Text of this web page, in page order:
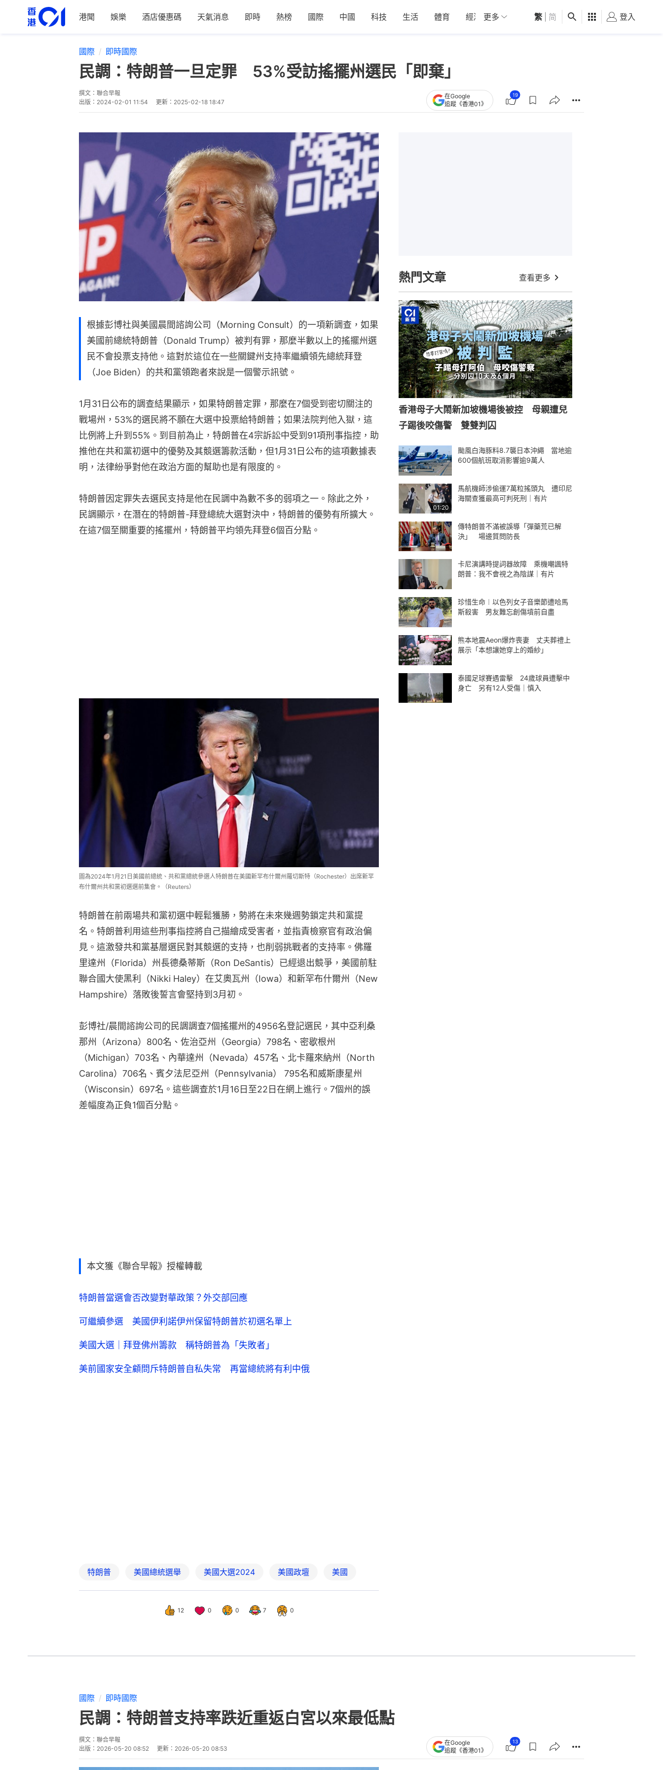
港聞 娛樂 酒店優惠碼 天氣消息 即時 熱榜 國際 中國 科技 生活 體育 經濟 01深圳 觀點 健康 好食玩飛
更多 繁 简 登入
國際 即時國際
民調：特朗普一旦定罪 53%受訪搖擺州選民「即棄」
撰文： 聯合早報
出版： 2024-02-01 11:54 更新： 2025-02-18 18:47
在Google
追蹤《香港01》
19
根據彭博社與美國晨間諮詢公司（Morning Consult）的一項新調查，如果
美國前總統特朗普（Donald Trump）被判有罪，那麼半數以上的搖擺州選
民不會投票支持他。這對於這位在一些關鍵州支持率繼續領先總統拜登
（Joe Biden）的共和黨領跑者來說是一個警示訊號。
1月31日公布的調查結果顯示，如果特朗普定罪，那麼在7個受到密切關注的
戰場州，53%的選民將不願在大選中投票給特朗普；如果法院判他入獄，這
比例將上升到55%。到目前為止，特朗普在4宗訴訟中受到91項刑事指控，助
推他在共和黨初選中的優勢及其競選籌款活動，但1月31日公布的這項數據表
明，法律紛爭對他在政治方面的幫助也是有限度的。
特朗普因定罪失去選民支持是他在民調中為數不多的弱項之一。除此之外，
民調顯示，在潛在的特朗普-拜登總統大選對決中，特朗普的優勢有所擴大。
在這7個至關重要的搖擺州，特朗普平均領先拜登6個百分點。
圖為2024年1月21日美國前總統、共和黨總統參選人特朗普在美國新罕布什爾州羅切斯特（Rochester）出席新罕
布什爾州共和黨初選選前集會。（Reuters）
特朗普在前兩場共和黨初選中輕鬆獲勝，勢將在未來幾週勢鎖定共和黨提
名。特朗普利用這些刑事指控將自己描繪成受害者，並指責檢察官有政治偏
見。這激發共和黨基層選民對其競選的支持，也削弱挑戰者的支持率。佛羅
里達州（Florida）州長德桑蒂斯（Ron DeSantis）已經退出競爭，美國前駐
聯合國大使黑利（Nikki Haley）在艾奧瓦州（Iowa）和新罕布什爾州（New
Hampshire）落敗後誓言會堅持到3月初。
彭博社/晨間諮詢公司的民調調查7個搖擺州的4956名登記選民，其中亞利桑
那州（Arizona）800名、佐治亞州（Georgia）798名、密歇根州
（Michigan）703名、內華達州（Nevada）457名、北卡羅來納州（North
Carolina）706名、賓夕法尼亞州（Pennsylvania） 795名和威斯康星州
（Wisconsin）697名。這些調查於1月16日至22日在網上進行。7個州的誤
差幅度為正負1個百分點。
本文獲《聯合早報》授權轉載
特朗普當選會否改變對華政策？外交部回應
可繼續參選 美國伊利諾伊州保留特朗普於初選名單上
美國大選｜拜登佛州籌款 稱特朗普為「失敗者」
美前國家安全顧問斥特朗普自私失常 再當總統將有利中俄
特朗普 美國總統選舉 美國大選2024 美國政壇 美國
12 0 0 7 0
熱門文章 查看更多
香港母子大鬧新加坡機場後被控 母親遭兒
子踢後咬傷警 雙雙判囚
颱風白海豚料8.7襲日本沖繩 當地逾
600個航班取消影響逾9萬人
01:20
馬航機師涉偷運7萬粒搖頭丸 遭印尼
海關查獲最高可判死刑｜有片
傳特朗普不滿被誤導「彈藥荒已解
決」 場邊質問防長
卡尼演講時提詞器故障 乘機嘲諷特
朗普：我不會視之為陰謀｜有片
珍惜生命︱以色列女子音樂節遭哈馬
斯殺害 男友難忘創傷墳前自盡
熊本地震Aeon爆炸喪妻 丈夫葬禮上
展示「本想讓她穿上的婚紗」
泰國足球賽遇雷擊 24歲球員遭擊中
身亡 另有12人受傷｜慎入
國際 即時國際
民調：特朗普支持率跌近重返白宮以來最低點
撰文： 聯合早報
出版： 2026-05-20 08:52 更新： 2026-05-20 08:53
在Google
追蹤《香港01》
13